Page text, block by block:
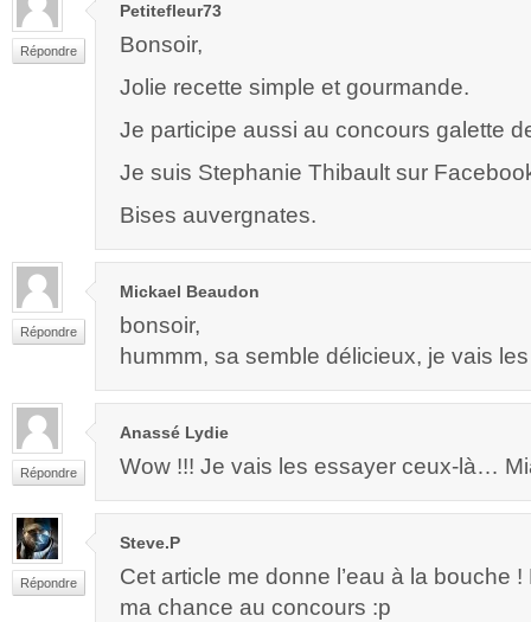
Répondre
Petitefleur73
Bonsoir,
Jolie recette simple et gourmande.
Je participe aussi au concours galette
Je suis Stephanie Thibault sur
Bises auvergnates.
Répondre
Mickael Beaudon
bonsoir,
hummm, sa semble délicieux, je vais
Répondre
Anassé Lydie
Wow !!! Je vais les essayer ceux-là…
Répondre
Steve.P
Cet article me donne l’eau à la bouche
ma chance au concours :p